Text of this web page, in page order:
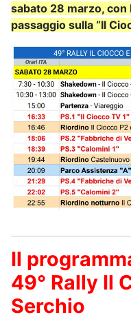
sabato 28 marzo, con
passaggio sulla “Il
Il
49° Rally Il
Serchio